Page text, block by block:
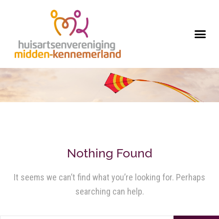
Nothing Found
It seems we can’t find what you’re looking for. Perhaps
searching can help.